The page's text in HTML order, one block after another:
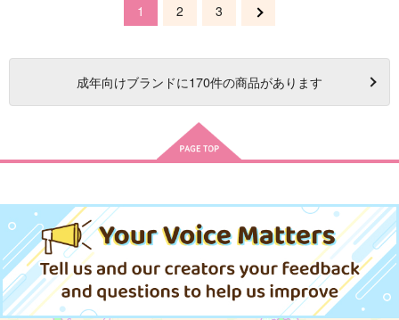
1 2 3
成年向けブランドに170件の商品があります